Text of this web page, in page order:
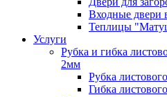
Входные двери
Теплицы
Услуги
Рубка и гибка
2мм
Рубка
Гибка